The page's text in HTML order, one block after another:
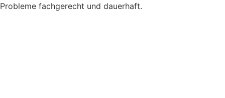
Probleme fachgerecht und dauerhaft.